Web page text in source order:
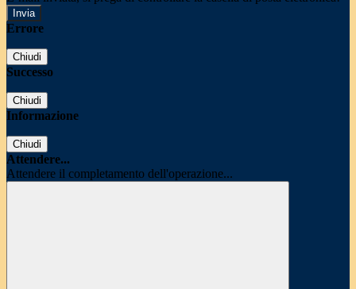
Errore
Chiudi
Successo
Chiudi
Informazione
Chiudi
Attendere...
Attendere il completamento dell'operazione...